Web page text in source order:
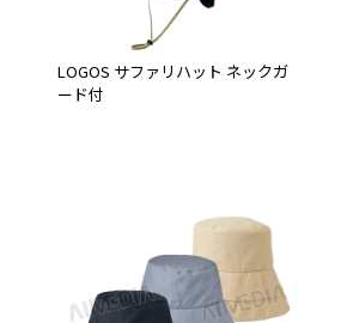
LOGOS サファリハット ネックガ
ード付